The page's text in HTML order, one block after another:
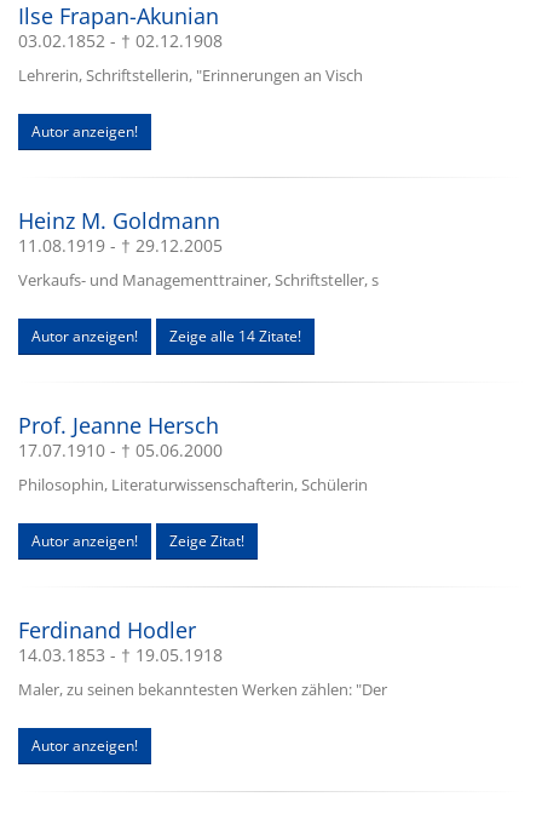
Ilse Frapan-Akunian
03.02.1852 - † 02.12.1908
Lehrerin, Schriftstellerin, "Erinnerungen an Visch
Autor anzeigen!
Heinz M. Goldmann
11.08.1919 - † 29.12.2005
Verkaufs- und Managementtrainer, Schriftsteller, s
Autor anzeigen! Zeige alle 14 Zitate!
Prof. Jeanne Hersch
17.07.1910 - † 05.06.2000
Philosophin, Literaturwissenschafterin, Schülerin
Autor anzeigen! Zeige Zitat!
Ferdinand Hodler
14.03.1853 - † 19.05.1918
Maler, zu seinen bekanntesten Werken zählen: "Der
Autor anzeigen!